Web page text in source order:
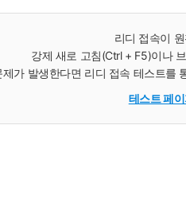
리디 접속이
강제 새로 고침(Ctrl + F5)이나
제가 발생한다면 리디 접속 테스트를
테스트 페